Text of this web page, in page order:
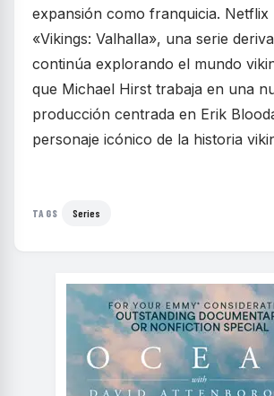
expansión como franquicia. Netflix
«Vikings: Valhalla», una serie
continúa explorando el mundo
que Michael Hirst trabaja en una
producción centrada en Erik
personaje icónico de la historia
TAGS Series